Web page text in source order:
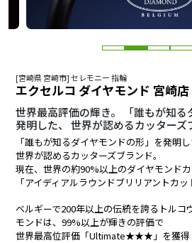
[宮崎県 宮崎市] セレモニー 指輪
エクセルコ ダイヤモンド 宮崎店
世界最高評価の輝き。 「誰もが知
発明した、 世界が認めるカッターズ
「誰もが知るダイヤモンドの形」を発明し
世界が認めるカッターズブランド。
現在、世界の約90%以上のダイヤモンド
「アイディアルラウンドブリリアントカッ
ベルギーで200年以上の伝統を誇るトルコ
モンドは、99%以上が輝きの評価で
世界最高位評価「Ultimate★★★」を獲得